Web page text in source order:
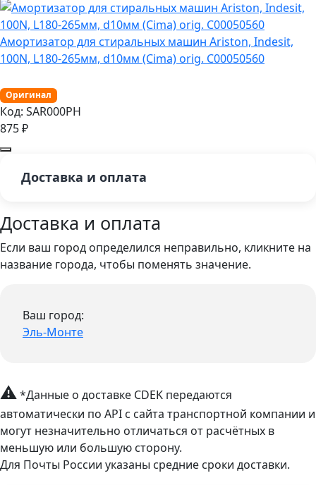
Амортизатор для стиральных машин Ariston, Indesit,
100N, L180-265мм, d10мм (Cima) orig. C00050560
Оригинал
Код: SAR000PH
875₽
Доставка и оплата
Доставка и оплата
Если ваш город определился неправильно, кликните на
название города, чтобы поменять значение.
Ваш город:
Эль-Монте
⚠*Данные о доставке CDEK передаются
автоматически по API с сайта транспортной компании и
могут незначительно отличаться от расчётных в
меньшую или большую сторону.
Для Почты России указаны средние сроки доставки.